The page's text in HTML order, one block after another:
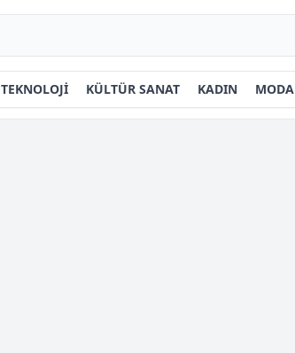
TEKNOLOJİ KÜLTÜR SANAT KADIN MODA